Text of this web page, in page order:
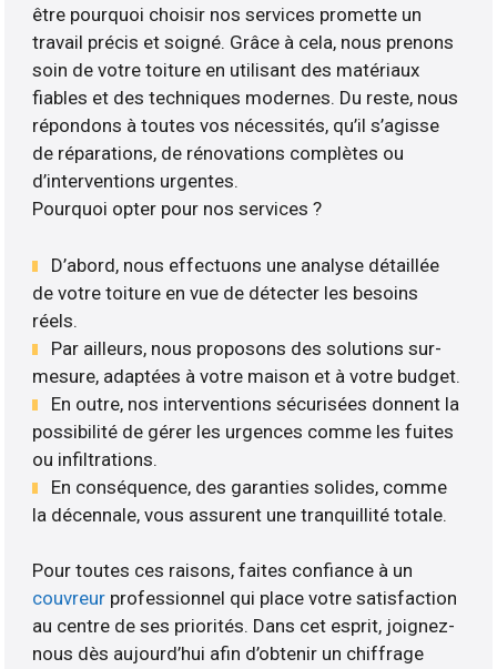
être pourquoi choisir nos services promette un
travail précis et soigné. Grâce à cela, nous prenons
soin de votre toiture en utilisant des matériaux
fiables et des techniques modernes. Du reste, nous
répondons à toutes vos nécessités, qu’il s’agisse
de réparations, de rénovations complètes ou
d’interventions urgentes.
Pourquoi opter pour nos services ?
D’abord, nous effectuons une analyse détaillée
de votre toiture en vue de détecter les besoins
réels.
Par ailleurs, nous proposons des solutions sur-
mesure, adaptées à votre maison et à votre budget.
En outre, nos interventions sécurisées donnent la
possibilité de gérer les urgences comme les fuites
ou infiltrations.
En conséquence, des garanties solides, comme
la décennale, vous assurent une tranquillité totale.
Pour toutes ces raisons, faites confiance à un
couvreur professionnel qui place votre satisfaction
au centre de ses priorités. Dans cet esprit, joignez-
nous dès aujourd’hui afin d’obtenir un chiffrage